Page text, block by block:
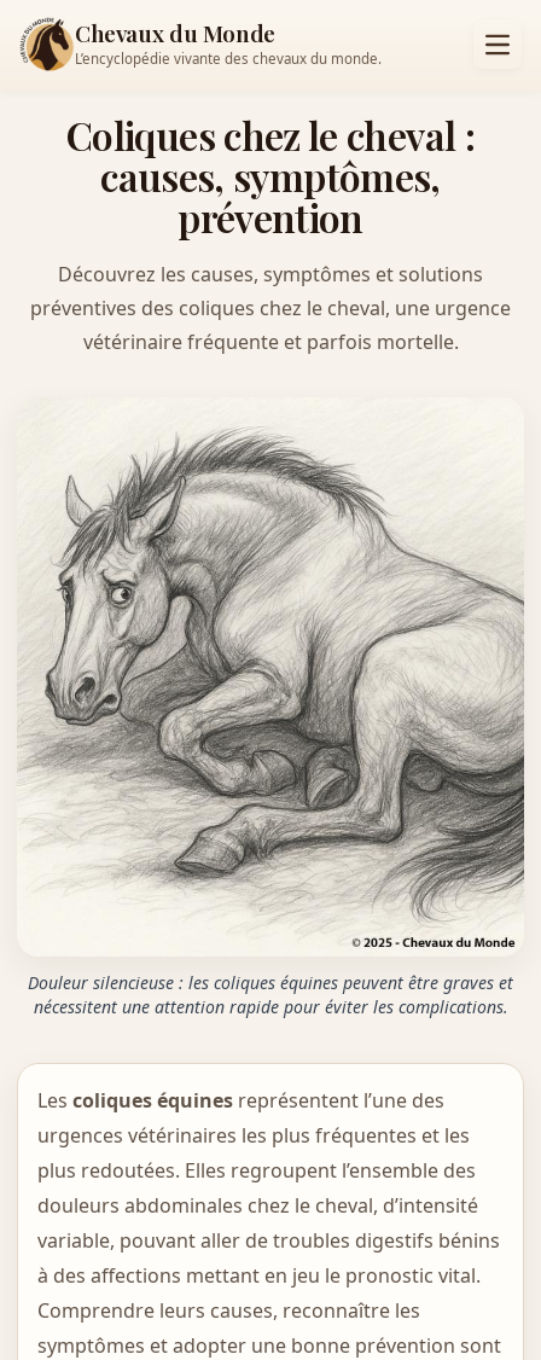
Chevaux du Monde
L’encyclopédie vivante des chevaux du monde.
Coliques chez le cheval :
causes, symptômes,
prévention
Découvrez les causes, symptômes et solutions
préventives des coliques chez le cheval, une urgence
vétérinaire fréquente et parfois mortelle.
Douleur silencieuse : les coliques équines peuvent être graves et
nécessitent une attention rapide pour éviter les complications.
Les coliques équinesreprésentent l’une des
urgences vétérinaires les plus fréquentes et les
plus redoutées. Elles regroupent l’ensemble des
douleurs abdominales chez le cheval, d’intensité
variable, pouvant aller de troubles digestifs bénins
à des affections mettant en jeu le pronostic vital.
Comprendre leurs causes, reconnaître les
symptômes et adopter une bonne prévention sont